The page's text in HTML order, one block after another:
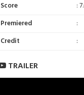
Score
:
Premiered
:
Credit
:
TRAILER